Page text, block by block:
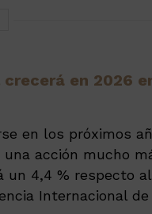
en 2026
en los próximos
acción mucho
4,4 % respecto al
Internacional de